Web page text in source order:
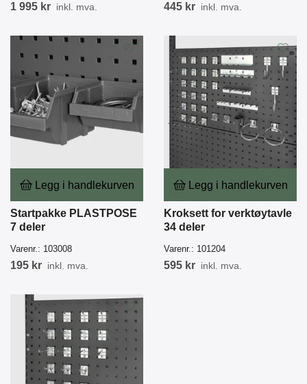
1 995 kr inkl. mva. 445 kr inkl. mva.
Legg i handlekurven
Startpakke PLASTPOSE
7 deler
Varenr.: 103008
195 kr inkl. mva.
Legg i handlekurven
Kroksett for verktøytavle
34 deler
Varenr.: 101204
595 kr inkl. mva.